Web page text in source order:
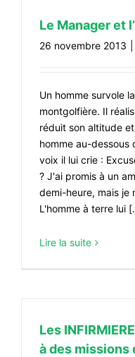
Le Manager et
26 novembre 2013
Un homme survole
montgolfière. Il
réduit son altitude
homme au-dessous
voix il lui crie :
? J'ai promis à un
demi-heure, mais je
L'homme à terre lui
Lire la suite
Les
à des missions